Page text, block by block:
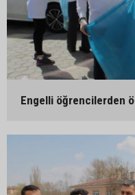
Engelli öğrencilerden